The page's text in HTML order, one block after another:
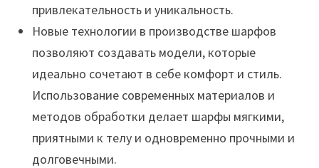
привлекательность и уникальность.
Новые технологии в производстве шарфов
позволяют создавать модели, которые
идеально сочетают в себе комфорт и стиль.
Использование современных материалов и
методов обработки делает шарфы мягкими,
приятными к телу и одновременно прочными и
долговечными.